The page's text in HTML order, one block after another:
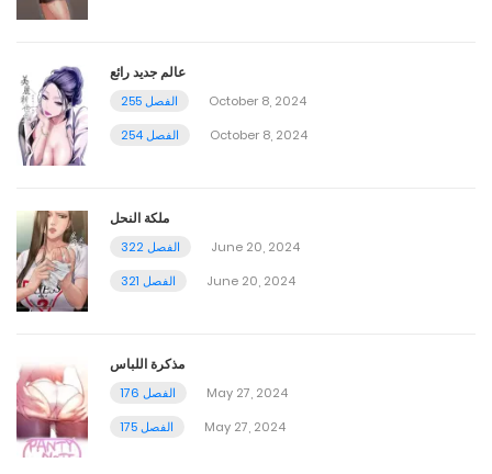
عالم جديد رائع
الفصل 255
October 8, 2024
الفصل 254
October 8, 2024
ملكة النحل
الفصل 322
June 20, 2024
الفصل 321
June 20, 2024
مذكرة اللباس
الفصل 176
May 27, 2024
الفصل 175
May 27, 2024